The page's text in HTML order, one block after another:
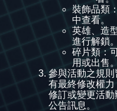
裝飾品類
中查看。
英雄、造
進行解鎖。
碎片類：
用或出售。
參與活動之規
有最終修改權力
修訂或變更活
公告訊息。